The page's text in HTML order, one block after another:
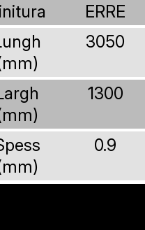
ERRE
3050
1300
0.9